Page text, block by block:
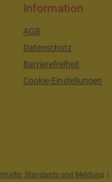
Information
AGB
Datenschutz
Barrierefreiheit
Cookie-Einstellungen
Standards und Meldung |